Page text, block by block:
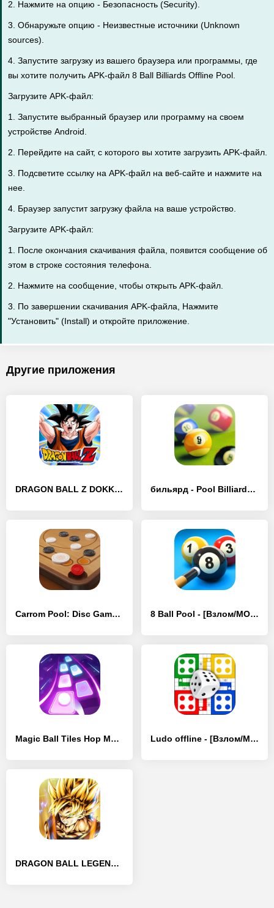
2. Нажмите на опцию - Безопасность (Security).
3. Обнаружьте опцию - Неизвестные источники (Unknown
sources).
4. Запустите загрузку из вашего браузера или программы, где
вы хотите получить APK-файл 8 Ball Billiards Offline Pool.
Загрузите APK-файл:
1. Запустите выбранный браузер или программу на своем
устройстве Android.
2. Перейдите на сайт, с которого вы хотите загрузить APK-файл.
3. Подсветите ссылку на APK-файл на веб-сайте и нажмите на
нее.
4. Браузер запустит загрузку файла на ваше устройство.
Загрузите APK-файл:
1. После окончания скачивания файла, появится сообщение об
этом в строке состояния телефона.
2. Нажмите на сообщение, чтобы открыть APK-файл.
3. По завершении скачивания APK-файла, Нажмите
"Установить" (Install) и откройте приложение.
Другие приложения
DRAGON BALL Z DOKKAN BATTLE - [Взлом/МОД Меню] бильярд - Pool Billiards Pro - [Взлом/МОД Бесконечные деньги]
Carrom Pool: Disc Game - [Взлом/МОД Меню] 8 Ball Pool - [Взлом/МОД Все открыто]
Magic Ball Tiles Hop Music Run - [Взлом/МОД Unlocked] Ludo offline - [Взлом/МОД Много денег]
DRAGON BALL LEGENDS - [Взлом/МОД Бесконечные деньги]